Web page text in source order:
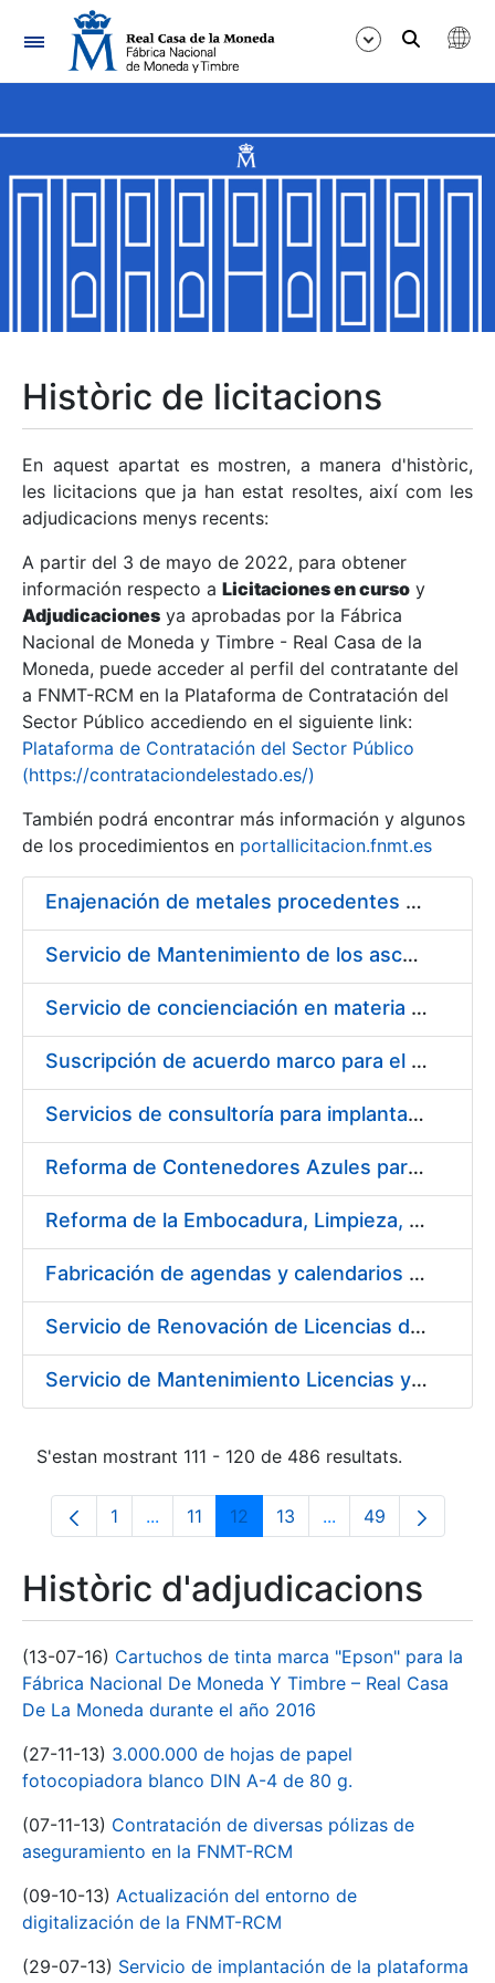
Navegació
Mostra/Amaga
Mostra/Amaga
Mostra/Amaga
Mostra/Amaga
Mostra/Amaga
Mostra/Amaga
Històric de licitacions
En aquest apartat es mostren, a manera d'històric,
les licitacions que ja han estat resoltes, així com les
adjudicacions menys recents:
A partir del 3 de mayo de 2022, para obtener
información respecto a Licitaciones en curso y
Adjudicaciones ya aprobadas por la Fábrica
Nacional de Moneda y Timbre - Real Casa de la
Moneda, puede acceder al perfil del contratante del
a FNMT-RCM en la Plataforma de Contratación del
Sector Público accediendo en el siguiente link:
Plataforma de Contratación del Sector Público
(https://contrataciondelestado.es/)
También podrá encontrar más información y algunos
de los procedimientos en portallicitacion.fnmt.es
Enajenación de metales procedentes de desmonetización
Servicio de Mantenimiento de los ascensores, montacargas y plataformas de minusválidos instalados en la FNMT-RCM
Servicio de concienciación en materia de prevención de riesgos laborales
Suscripción de acuerdo marco para el servicio de diseño y producción del material gráfico necesario para el desarrollo de la actividad comercial, institucional y cultural de la entidad pública empresarial Fábrica Nacional de Moneda y Timbre-Real Casa de la Moneda (FNMT-RCM)
Servicios de consultoría para implantación por fases de un sistema de gestión del ciclo de vida de las aplicaciones en el área de desarrollo de CERES (fase 2)
Reforma de Contenedores Azules para Transporte y Almacenaje de Cospel de Acuñar Moneda
Reforma de la Embocadura, Limpieza, Pintado y Numerado de 700 Contenedores Verdes para Moneda
Fabricación de agendas y calendarios de la FNMT-RCM 2020
Servicio de Renovación de Licencias de Productos Autodesk
Servicio de Mantenimiento Licencias y Soporte a Implantación Liferay de CERES
S'estan mostrant 111 - 120 de 486 resultats.
Pàgina
1 ...Pàgines intermèdies Utilitzeu TAB per
Pàgina
11 Pàgina
12 Pàgina
13 ...PàginesPàgina
49
Històric d'adjudicacions
(13-07-16) Cartuchos de tinta marca "Epson" para la
Fábrica Nacional De Moneda Y Timbre – Real Casa
De La Moneda durante el año 2016
(27-11-13) 3.000.000 de hojas de papel
fotocopiadora blanco DIN A-4 de 80 g.
(07-11-13) Contratación de diversas pólizas de
aseguramiento en la FNMT-RCM
(09-10-13) Actualización del entorno de
digitalización de la FNMT-RCM
(29-07-13) Servicio de implantación de la plataforma